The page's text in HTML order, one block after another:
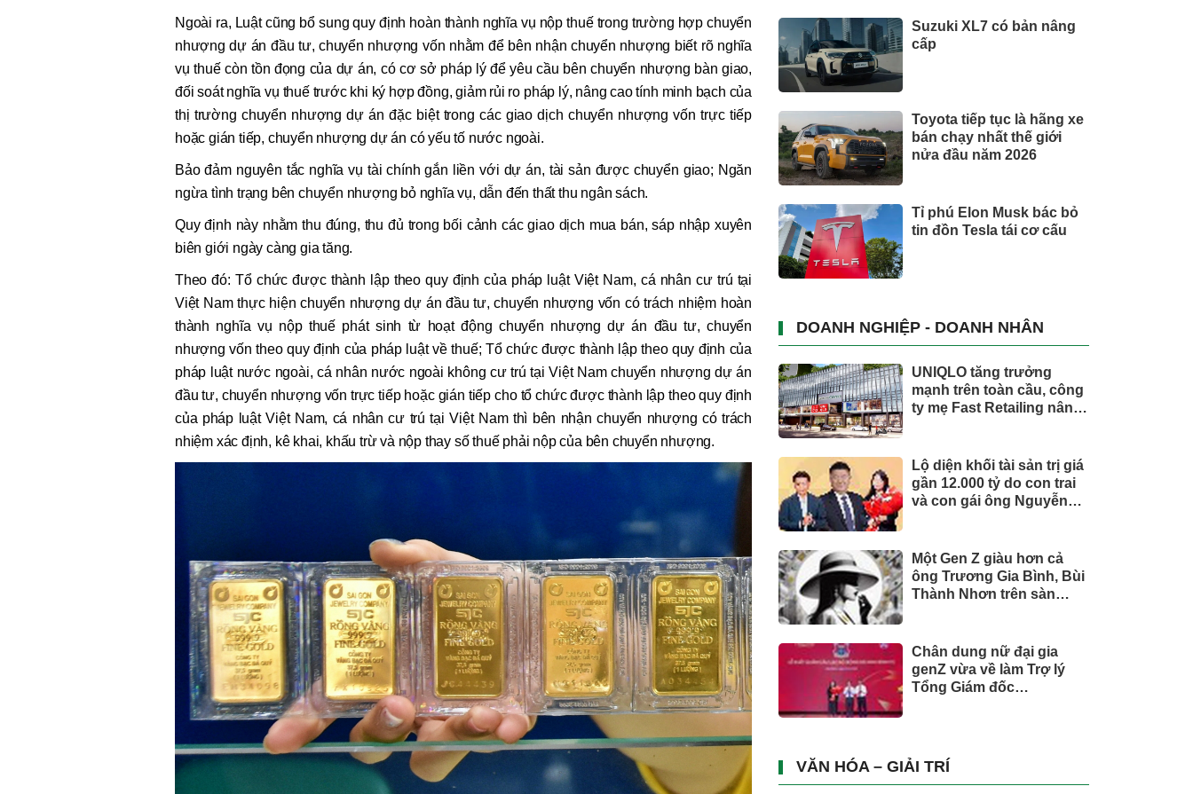
Ngoài ra, Luật cũng bổ sung quy định hoàn thành nghĩa vụ nộp thuế trong trường hợp chuyển
nhượng dự án đầu tư, chuyển nhượng vốn nhằm để bên nhận chuyển nhượng biết rõ nghĩa
vụ thuế còn tồn đọng của dự án, có cơ sở pháp lý để yêu cầu bên chuyển nhượng bàn giao,
đối soát nghĩa vụ thuế trước khi ký hợp đồng, giảm rủi ro pháp lý, nâng cao tính minh bạch của
thị trường chuyển nhượng dự án đặc biệt trong các giao dịch chuyển nhượng vốn trực tiếp
hoặc gián tiếp, chuyển nhượng dự án có yếu tố nước ngoài.
Bảo đảm nguyên tắc nghĩa vụ tài chính gắn liền với dự án, tài sản được chuyển giao; Ngăn
ngừa tình trạng bên chuyển nhượng bỏ nghĩa vụ, dẫn đến thất thu ngân sách.
Quy định này nhằm thu đúng, thu đủ trong bối cảnh các giao dịch mua bán, sáp nhập xuyên
biên giới ngày càng gia tăng.
Theo đó: Tổ chức được thành lập theo quy định của pháp luật Việt Nam, cá nhân cư trú tại
Việt Nam thực hiện chuyển nhượng dự án đầu tư, chuyển nhượng vốn có trách nhiệm hoàn
thành nghĩa vụ nộp thuế phát sinh từ hoạt động chuyển nhượng dự án đầu tư, chuyển
nhượng vốn theo quy định của pháp luật về thuế; Tổ chức được thành lập theo quy định của
pháp luật nước ngoài, cá nhân nước ngoài không cư trú tại Việt Nam chuyển nhượng dự án
đầu tư, chuyển nhượng vốn trực tiếp hoặc gián tiếp cho tổ chức được thành lập theo quy định
của pháp luật Việt Nam, cá nhân cư trú tại Việt Nam thì bên nhận chuyển nhượng có trách
nhiệm xác định, kê khai, khấu trừ và nộp thay số thuế phải nộp của bên chuyển nhượng.
Suzuki XL7 có bản nâng
cấp
Toyota tiếp tục là hãng xe
bán chạy nhất thế giới
nửa đầu năm 2026
Tỉ phú Elon Musk bác bỏ
tin đồn Tesla tái cơ cấu
DOANH NGHIỆP - DOANH NHÂN
UNIQLO tăng trưởng
mạnh trên toàn cầu, công
ty mẹ Fast Retailing nâng
Lộ diện khối tài sản trị giá
gần 12.000 tỷ do con trai
và con gái ông Nguyễn
Một Gen Z giàu hơn cả
ông Trương Gia Bình, Bùi
Thành Nhơn trên sàn
Chân dung nữ đại gia
genZ vừa về làm Trợ lý
Tổng Giám đốc
trụ, nắm giữ khối tài sản
hàng nghìn tỷ
VĂN HÓA – GIẢI TRÍ